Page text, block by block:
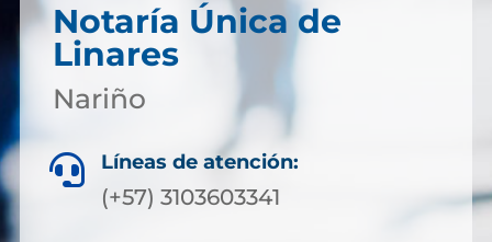
Notaría Única de
Linares
Nariño
 Líneas de atención:
(+57) 3103603341